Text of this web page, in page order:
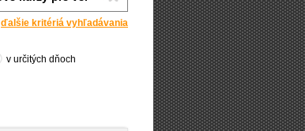
ďalšie kritériá vyhľadávania
v určitých dňoch